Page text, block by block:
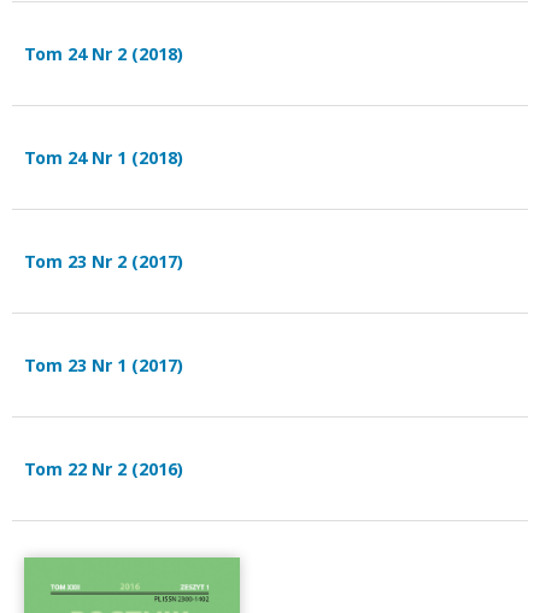
Tom 24 Nr 2 (2018)
Tom 24 Nr 1 (2018)
Tom 23 Nr 2 (2017)
Tom 23 Nr 1 (2017)
Tom 22 Nr 2 (2016)